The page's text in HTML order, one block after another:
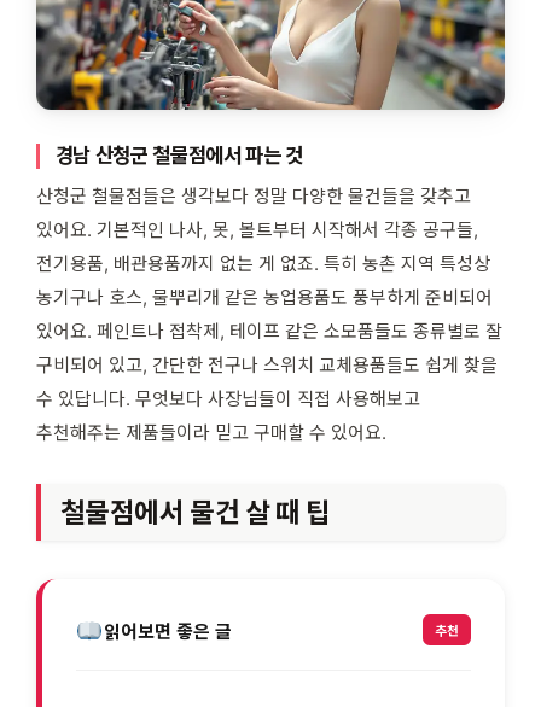
경남 산청군 철물점에서 파는 것
산청군 철물점들은 생각보다 정말 다양한 물건들을 갖추고
있어요. 기본적인 나사, 못, 볼트부터 시작해서 각종 공구들,
전기용품, 배관용품까지 없는 게 없죠. 특히 농촌 지역 특성상
농기구나 호스, 물뿌리개 같은 농업용품도 풍부하게 준비되어
있어요. 페인트나 접착제, 테이프 같은 소모품들도 종류별로 잘
구비되어 있고, 간단한 전구나 스위치 교체용품들도 쉽게 찾을
수 있답니다. 무엇보다 사장님들이 직접 사용해보고
추천해주는 제품들이라 믿고 구매할 수 있어요.
철물점에서 물건 살 때 팁
읽어보면 좋은 글 추천